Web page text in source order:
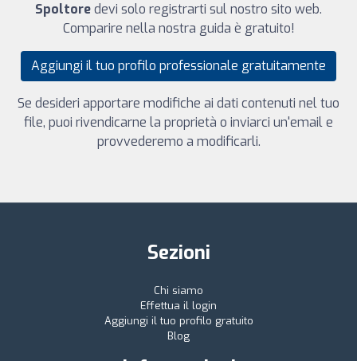
Spoltoredevi solo registrarti sul nostro sito web.
Comparire nella nostra guida è gratuito!
Aggiungi il tuo profilo professionale gratuitamente
Se desideri apportare modifiche ai dati contenuti nel tuo
file, puoi rivendicarne la proprietà o inviarci un'email e
provvederemo a modificarli.
Sezioni
Chi siamo
Effettua il login
Aggiungi il tuo profilo gratuito
Blog